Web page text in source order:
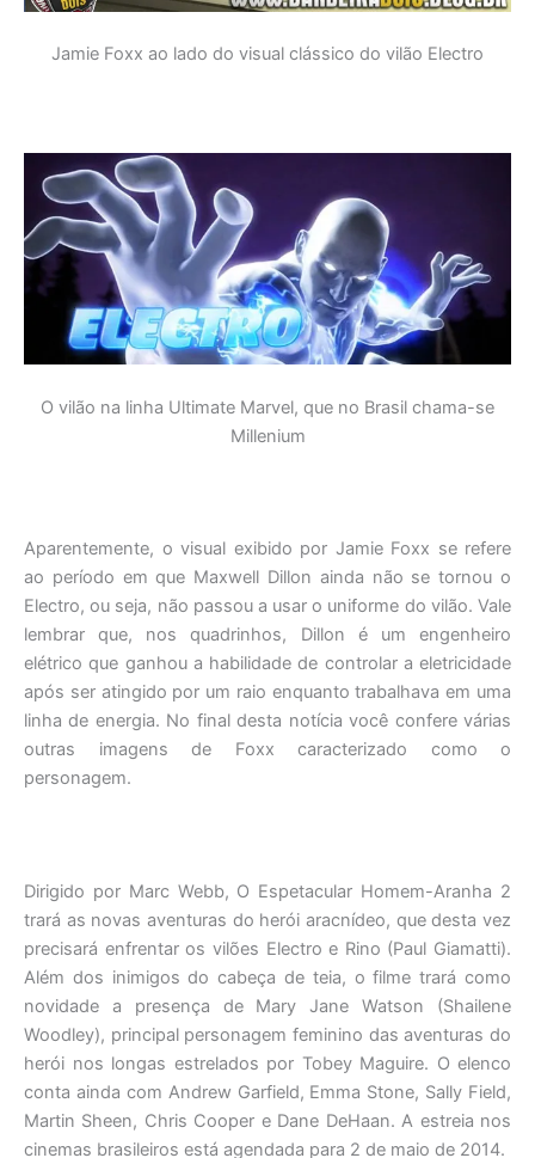
Jamie Foxx ao lado do visual clássico do vilão Electro
O vilão na linha Ultimate Marvel, que no Brasil chama-se
Millenium
Aparentemente, o visual exibido por Jamie Foxx se refere
ao período em que Maxwell Dillon ainda não se tornou o
Electro, ou seja, não passou a usar o uniforme do vilão. Vale
lembrar que, nos quadrinhos, Dillon é um engenheiro
elétrico que ganhou a habilidade de controlar a eletricidade
após ser atingido por um raio enquanto trabalhava em uma
linha de energia. No final desta notícia você confere várias
outras imagens de Foxx caracterizado como o
personagem.
Dirigido por Marc Webb, O Espetacular Homem-Aranha 2
trará as novas aventuras do herói aracnídeo, que desta vez
precisará enfrentar os vilões Electro e Rino (Paul Giamatti).
Além dos inimigos do cabeça de teia, o filme trará como
novidade a presença de Mary Jane Watson (Shailene
Woodley), principal personagem feminino das aventuras do
herói nos longas estrelados por Tobey Maguire. O elenco
conta ainda com Andrew Garfield, Emma Stone, Sally Field,
Martin Sheen, Chris Cooper e Dane DeHaan. A estreia nos
cinemas brasileiros está agendada para 2 de maio de 2014.